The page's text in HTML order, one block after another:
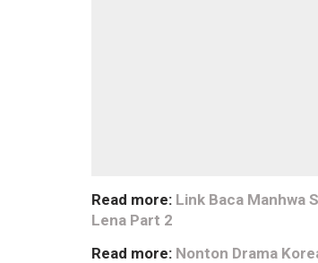
Read more: Link Baca Manhwa
Lena Part 2
Read more: Nonton Drama